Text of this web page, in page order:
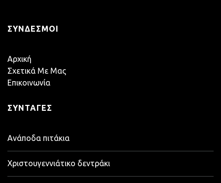
ΣΎΝΔΕΣΜΟΙ
Αρχική
Σχετικά Με Μας
Επικοινωνία
ΣΥΝΤΑΓΈΣ
Ανάποδα πιτάκια
Χριστουγεννιάτικο δεντράκι